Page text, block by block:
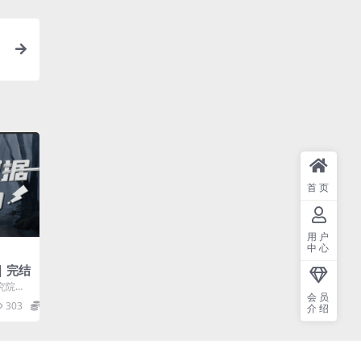
完结
院顶
...
303
首页
用户
中心
会员
介绍